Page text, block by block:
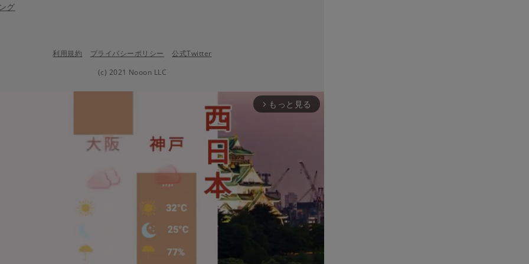
グ
利用規約 プライバシーポリシー
公式Twitter
(c) 2021 Nooon LLC
arrow_forward_ios もっと見る